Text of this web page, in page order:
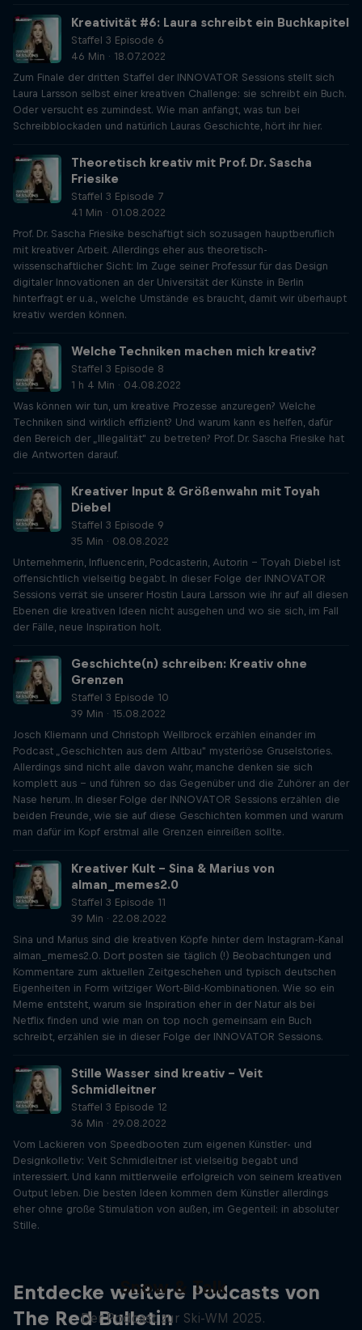
Kreativität #6: Laura schreibt ein Buchkapitel
Staffel 3 Episode 6
46 Min · 18.07.2022
Zum Finale der dritten Staffel der INNOVATOR Sessions stellt sich
Laura Larsson selbst einer kreativen Challenge: sie schreibt ein Buch.
Oder versucht es zumindest. Wie man anfängt, was tun bei
Schreibblockaden und natürlich Lauras Geschichte, hört ihr hier.
Theoretisch kreativ mit Prof. Dr. Sascha
Friesike
Staffel 3 Episode 7
41 Min · 01.08.2022
Prof. Dr. Sascha Friesike beschäftigt sich sozusagen hauptberuflich
mit kreativer Arbeit. Allerdings eher aus theoretisch-
wissenschaftlicher Sicht: Im Zuge seiner Professur für das Design
digitaler Innovationen an der Universität der Künste in Berlin
hinterfragt er u.a., welche Umstände es braucht, damit wir überhaupt
kreativ werden können.
Welche Techniken machen mich kreativ?
Staffel 3 Episode 8
1 h 4 Min · 04.08.2022
Was können wir tun, um kreative Prozesse anzuregen? Welche
Techniken sind wirklich effizient? Und warum kann es helfen, dafür
den Bereich der „Illegalität" zu betreten? Prof. Dr. Sascha Friesike hat
die Antworten darauf.
Kreativer Input & Größenwahn mit Toyah
Diebel
Staffel 3 Episode 9
35 Min · 08.08.2022
Unternehmerin, Influencerin, Podcasterin, Autorin – Toyah Diebel ist
offensichtlich vielseitig begabt. In dieser Folge der INNOVATOR
Sessions verrät sie unserer Hostin Laura Larsson wie ihr auf all diesen
Ebenen die kreativen Ideen nicht ausgehen und wo sie sich, im Fall
der Fälle, neue Inspiration holt.
Geschichte(n) schreiben: Kreativ ohne
Grenzen
Staffel 3 Episode 10
39 Min · 15.08.2022
Josch Kliemann und Christoph Wellbrock erzählen einander im
Podcast „Geschichten aus dem Altbau" mysteriöse Gruselstories.
Allerdings sind nicht alle davon wahr, manche denken sie sich
komplett aus – und führen so das Gegenüber und die Zuhörer an der
Nase herum. In dieser Folge der INNOVATOR Sessions erzählen die
beiden Freunde, wie sie auf diese Geschichten kommen und warum
man dafür im Kopf erstmal alle Grenzen einreißen sollte.
Kreativer Kult - Sina & Marius von
alman_memes2.0
Staffel 3 Episode 11
39 Min · 22.08.2022
Sina und Marius sind die kreativen Köpfe hinter dem Instagram-Kanal
alman_memes2.0. Dort posten sie täglich (!) Beobachtungen und
Kommentare zum aktuellen Zeitgeschehen und typisch deutschen
Eigenheiten in Form witziger Wort-Bild-Kombinationen. Wie so ein
Meme entsteht, warum sie Inspiration eher in der Natur als bei
Netflix finden und wie man on top noch gemeinsam ein Buch
schreibt, erzählen sie in dieser Folge der INNOVATOR Sessions.
Stille Wasser sind kreativ – Veit
Schmidleitner
Staffel 3 Episode 12
36 Min · 29.08.2022
Vom Lackieren von Speedbooten zum eigenen Künstler- und
Designkolletiv: Veit Schmidleitner ist vielseitig begabt und
interessiert. Und kann mittlerweile erfolgreich von seinem kreativen
Output leben. Die besten Ideen kommen dem Künstler allerdings
eher ohne große Stimulation von außen, im Gegenteil: in absoluter
Stille.
Entdecke weitere Podcasts von
The Red Bulletin
Snow & Talk
Der Podcast zur Ski-WM 2025.